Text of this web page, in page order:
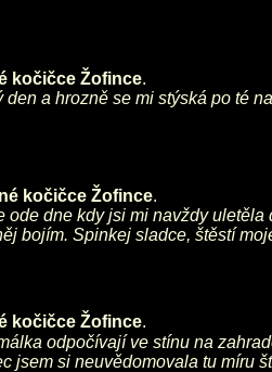
kočičce Žofince.
a hrozně se mi stýská po té
kočičce Žofince.
dne kdy jsi mi navždy
bojím. Spinkej sladce, štěstí
kočičce Žofince.
odpočívají ve stínu na
jsem si neuvědomovala tu